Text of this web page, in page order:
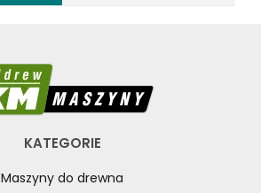
KATEGORIE
Maszyny do drewna